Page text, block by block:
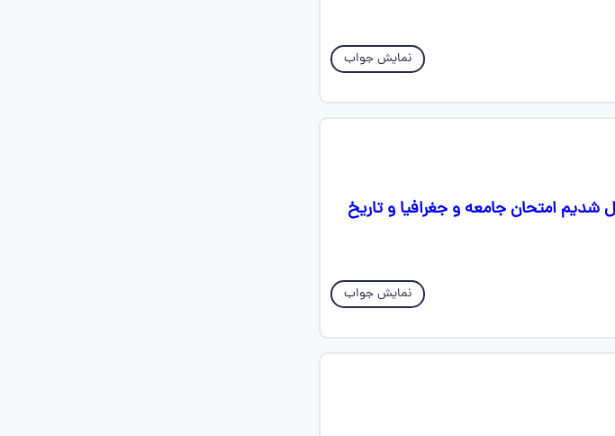
نمایش جواب
امتحان جامعه و جغرافیا و تاریخ
نمایش جواب